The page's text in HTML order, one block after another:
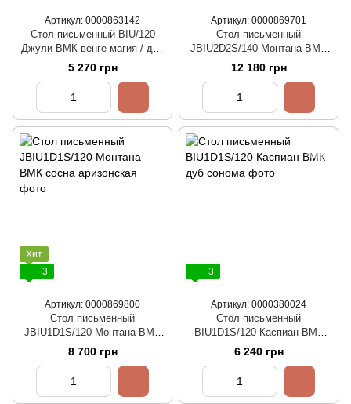
Артикул: 0000863142
Стол письменный BIU/120
Джули ВМК венге магия / дуб
конкордия
5 270 грн
Артикул: 0000869701
Стол письменный
JBIU2D2S/140 Монтана ВМК
дуб шутер
12 180 грн
Хит
3
Артикул: 0000869800
Стол письменный
JBIU1D1S/120 Монтана ВМК
сосна аризонская
8 700 грн
3
Артикул: 0000380024
Стол письменный
BIU1D1S/120 Каспиан ВМК
дуб сонома
6 240 грн